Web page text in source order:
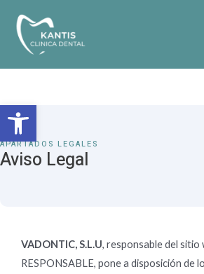
Abrir barra de
contenido
APARTADOS LEGALES
Aviso Legal
VADONTIC, S.L.U, responsable del sitio
RESPONSABLE, pone a disposición de